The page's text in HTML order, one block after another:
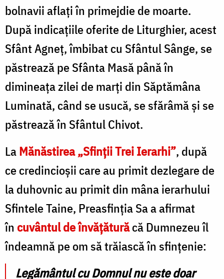
bolnavii aflați în primejdie de moarte.
După indicațiile oferite de Liturghier, acest
Sfânt Agneț, îmbibat cu Sfântul Sânge, se
păstrează pe Sfânta Masă până în
dimineața zilei de marți din Săptămâna
Luminată, când se usucă, se sfărâmă și se
păstrează în Sfântul Chivot.
LaMănăstirea „Sfinții Trei Ierarhi”, după
ce credincioșii care au primit dezlegare de
la duhovnic au primit din mâna ierarhului
Sfintele Taine, Preasfinția Sa a afirmat
în cuvântul de învățăturăcă Dumnezeu îl
îndeamnă pe om să trăiască în sfințenie:
Legământul cu Domnul nu este doar